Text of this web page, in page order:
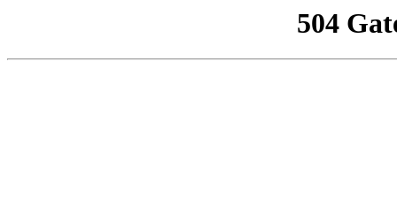
504